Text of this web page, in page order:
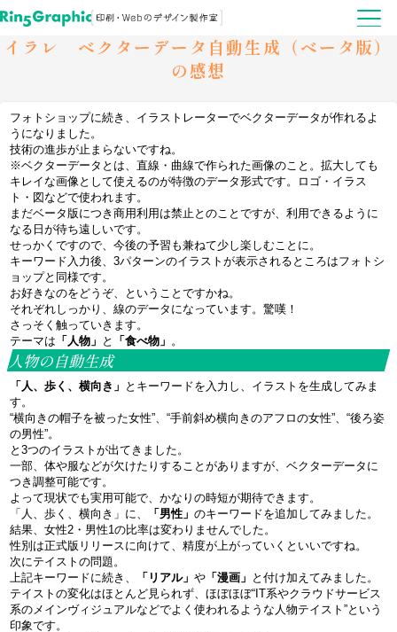
イラレ ベクターデータ自動生成（ベータ版）
の感想
フォトショップに続き、イラストレーターでベクターデータが作れるよ
うになりました。
技術の進歩が止まらないですね。
※ベクターデータとは、直線・曲線で作られた画像のこと。拡大しても
キレイな画像として使えるのが特徴のデータ形式です。ロゴ・イラス
ト・図などで使われます。
まだベータ版につき商用利用は禁止とのことですが、利用できるように
なる日が待ち遠しいです。
せっかくですので、今後の予習も兼ねて少し楽しむことに。
キーワード入力後、3パターンのイラストが表示されるところはフォトシ
ョップと同様です。
お好きなのをどうぞ、ということですかね。
それぞれしっかり、線のデータになっています。驚嘆！
さっそく触っていきます。
テーマは 「人物」 と 「食べ物」 。
人物の自動生成
「人、歩く、横向き」 とキーワードを入力し、イラストを生成してみま
す。
“横向きの帽子を被った女性”、“手前斜め横向きのアフロの女性”、“後ろ姿
の男性”。
と3つのイラストが出てきました。
一部、体や服などが欠けたりすることがありますが、ベクターデータに
つき調整可能です。
よって現状でも実用可能で、かなりの時短が期待できます。
「人、歩く、横向き」に、
「男性」のキーワードを追加してみました。
結果、女性2・男性1の比率は変わりませんでした。
性別は正式版リリースに向けて、精度が上がっていくといいですね。
次にテイストの問題。
上記キーワードに続き、
「リアル」や 「漫画」 と付け加えてみました。
テイストの変化はほとんど見られず、ほぼほぼ“IT系やクラウドサービス
系のメインヴィジュアルなどでよく使われるような人物テイスト”という
印象です。